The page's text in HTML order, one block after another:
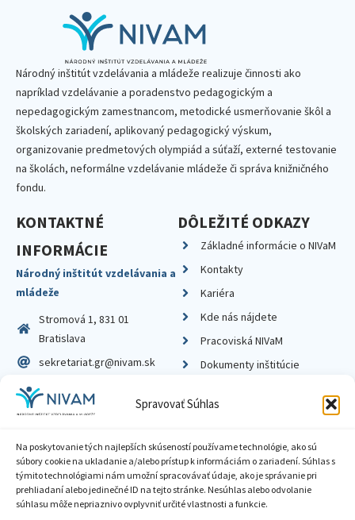
Spravovať Súhlas
Na poskytovanie tých najlepších skúseností používame technológie, ako sú
súbory cookie na ukladanie a/alebo prístup k informáciám o zariadení. Súhlas s
týmito technológiami nám umožní spracovávať údaje, ako je správanie pri
prehliadaní alebo jedinečné ID na tejto stránke. Nesúhlas alebo odvolanie
súhlasu môže nepriaznivo ovplyvniť určité vlastnosti a funkcie.
Národný inštitút vzdelávania a mládeže realizuje činnosti ako
napríklad vzdelávanie a poradenstvo pedagogickým a
nepedagogickým zamestnancom, metodické usmerňovanie škôl a
školských zariadení, aplikovaný pedagogický výskum,
organizovanie predmetových olympiád a súťaží, externé testovanie
na školách, neformálne vzdelávanie mládeže či správa knižničného
fondu.
KONTAKTNÉ
INFORMÁCIE
Národný inštitút vzdelávania a
mládeže
Stromová 1, 831 01
Bratislava
sekretariat.gr@nivam.sk
IČO: 00164348
DIČ: 2020798714
DÔLEŽITÉ ODKAZY
Základné informácie o NIVaM
Kontakty
Kariéra
Kde nás nájdete
Pracoviská NIVaM
Dokumenty inštitúcie
Zásady ochrany súkromia